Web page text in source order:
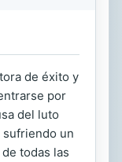
de éxito y
por
del luto
sufriendo un
todas las